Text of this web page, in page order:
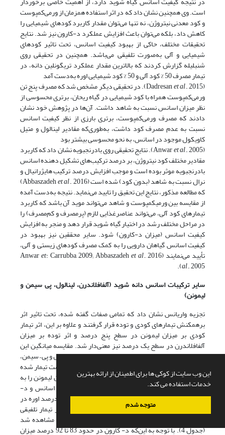
این وب سایت از کوکی ها برای اطمینان از ارائه بهترین
خدمات استفاده می کند.
متوجه شدم
است. وی همچنین نشان داد که در اثر استفاده همزمان از ورمی‌کمپوست
و کود معدنی نیتروژن، نه تنها می‌توان مقدار کاربرد کودهای شیمیایی را
کاهش داد، بلکه می‌توان باعث افزایش عملکرد د-کارون نیز شد. نتایج
تحقیقات مختلف، حاکی از بهبود کیفیت اسانس، تحت تاثیر کودهای
شیمیایی و آلی به‌صورت تلفیقی می‌باشد. همچنین در تحقیقی روی
شنبلیله گزارش کردند که بالاترین مقدار عملکرد تریگونلین دانه، در
تیمار مصرف 50 % کود آلی و 50 % کود شیمیایی اوره به‌دست آمد
(Dadresan
et al ., 2015). در تحقیقی دیگر مشخص شد که مصرف پنج تن
ورمی‌کمپوست همراه با کود شیمیایی در گیاه ریحان، برتری محسوسی از
نظر میزان اسانس نسبت به شاهد داشت. آن‌ها در پژوهش خود نشان
دادند که مصرف ورمی‌کمپوست، برتری بارزی از نظر کیفیت اسانس
نسبت به عدم مصرف کود داشت، به‌طوری‌که مقادیر لینالول و متیل
کاویکول موجود در اسانس، به نحو محسوسی بیشتر بود
(Anwar
et al ., 2005). نتایج تحقیقی روی بادرنجبویه نشان داد که کاربرد
مقادیر مختلف کود نیتروژن، بر درصد ترکیب‌های تشکیل دهنده اسانس
بادرنجبویه موثر بوده است و موجب افزایش درصد ترکیب هایژرانیال و
نرال نسبت به شاهد (بدون کود) شده ‌است (Abbaszadeh et al
., 2016)
که مطالعه مذکور، نتایج این تحقیق را تایید می‌نماید. نتیجه به‌دست آمده
از مقایسه بین ورمی­کمپوست و شاهد می‌تواند موید آن باشد که کاربرد
تیمارهای کود آلی، می‌تواند عناصرغذایی لازم (پرمصرف و کم‌مصرف) را
در مراحل مختلف رشد در اختیار گیاه شوید قرار دهد و منجر به افزایش
کیفیت اسانس (میزان د-کارون) شود. سایر محققین نیز بهبود در
کیفیت اسانس گیاهان دارویی را به کمک مصرف کودهای زیستی و آلی،
تأیید می‌نمایند (Carrubba, 2009; Abbaszadeh et al., 2016 ؛Anwar et
al., 2005).
سایر ترکیبات اسانس دانه شوید (آلفافلاندرن، لینالول، پی سیمن و
لیمونن)
تجزیه واریانس نشان داد که تمامی صفات گفته شده، تحت تاثیر اثر
برهمکنش تیمارهای کودی و توده قرار گرفتند و علاوه بر این، اثر تیمار
کودی بر میزان لیمونن در سطح پنج درصد و اثر توده بر میزان
آلفافلاندرن در سطح یک درصد نیز معنی‌دار شد. مقایسه میانگین­ این
ترکیبات نشان داد که بیشترین مقدار آلفافلاندرون، لینالول و پی – سیمن،
به توده اصفهان در پلات‌هایی که با 100 درصد ورمی‌کمپوست تیمار شده
بودند، تعلق داشت، درحالی‌که همین تیمار، کمترین میزان لیمونن را به
خود اختصاص داد (جدول 4). ولی در خصوص عملکرد اسانس و د-
کارون، برتری با تیمار تلفیقی 6/66 ورمی­کمپوست و 3/33 درصد اوره در
توده ورامین بود، درحالی‌که بیشترین درصد اسانس در تیمار تلفیقی
6/66 ورمی­کمپوست و 3/33 درصد اوره در توده اصفهان مشاهده شد
(جدول 4). با توجه به این‌که د- کارون در حدود 83 تا 92 درصد میزان